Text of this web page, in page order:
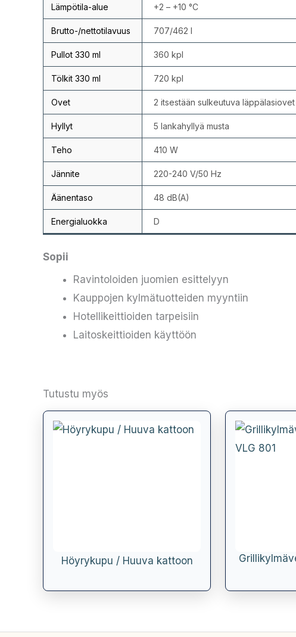
Lämpötila-alue +2 – +10 °C
Brutto-/nettotilavuus 707/462 l
Pullot 330 ml 360 kpl
Tölkit 330 ml 720 kpl
Ovet 2 itsestään sulkeutuva läppälasiovet
Hyllyt 5 lankahyllyä musta
Teho 410 W
Jännite 220-240 V/50 Hz
Äänentaso 48 dB(A)
Energialuokka D
Sopii
Ravintoloiden juomien esittelyyn
Kauppojen kylmätuotteiden myyntiin
Hotellikeittioiden tarpeisiin
Laitoskeittioiden käyttöön
Tutustu myös
Höyrykupu / Huuva kattoon